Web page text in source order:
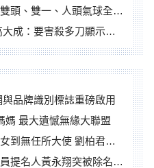
、雙一、人頭氣球全登場
：要害殺多刀顯示怨恨深
品牌識別標誌重磅啟用
媽 最大遺憾無緣大聯盟
使 劉柏君女裁判人生國際發光
黃永翔突被除名 將另提他人